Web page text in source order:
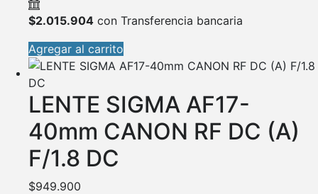
$2.015.904 con Transferencia bancaria
Agregar al carrito
LENTE SIGMA AF17-
40mm CANON RF DC (A)
F/1.8 DC
$949.900